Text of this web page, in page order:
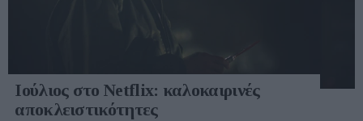
Ιούλιος στο Netflix: καλοκαιρινές
αποκλειστικότητες